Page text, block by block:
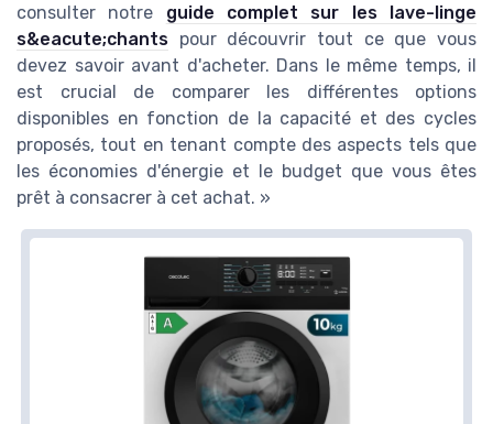
consulter notre guide complet sur les lave-linge
s&eacute;chants pour découvrir tout ce que vous
devez savoir avant d'acheter. Dans le même temps, il
est crucial de comparer les différentes options
disponibles en fonction de la capacité et des cycles
proposés, tout en tenant compte des aspects tels que
les économies d'énergie et le budget que vous êtes
prêt à consacrer à cet achat. »